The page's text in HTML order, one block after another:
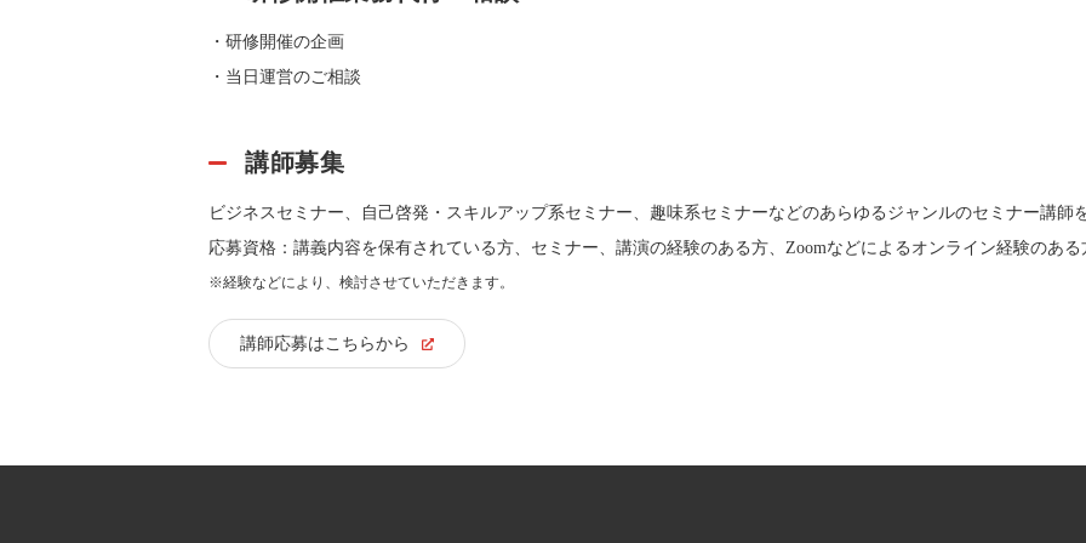
研修開催の企画
当日運営のご相談
講師募集
ビジネスセミナー、自己啓発・スキルアップ系セミナー、趣味系セミナーなどのあらゆるジャンルのセミナー講師
応募資格：講義内容を保有されている方、セミナー、講演の経験のある方、Zoomなどによるオンライン経験のある
※経験などにより、検討させていただきます。
講師応募はこちらから